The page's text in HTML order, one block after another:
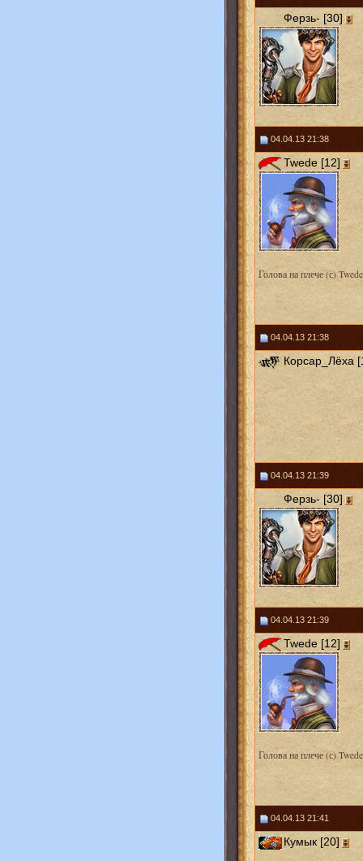
Ферзь- [30]
04.04.13 21:38
Twede [12]
Голова на плече (с) Twede
04.04.13 21:38
Корсар_Лёха
04.04.13 21:39
Ферзь- [30]
04.04.13 21:39
Twede [12]
Голова на плече (с) Twede
04.04.13 21:41
Кумык [20]